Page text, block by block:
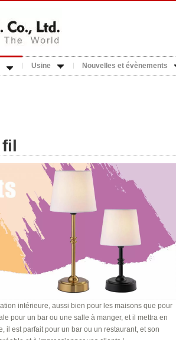
Usine Nouvelles et évènements
intérieure, aussi bien pour les maisons que pour
pour un bar ou une salle à manger, et il mettra en
il est parfait pour un bar ou un restaurant, et son